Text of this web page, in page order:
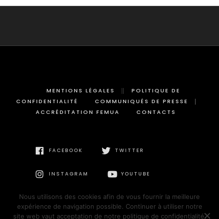
MENTIONS LÉGALES
POLITIQUE DE
CONFIDENTIALITÉ
COMMUNIQUÉS DE PRESSE
ACCRÉDITATION FEMUA
CONTACTS
FACEBOOK TWITTER
INSTAGRAM YOUTUBE
Nous utilisons des cookies afin de vous fournir la meilleure
expérience de navigation possible. Continuer à utiliser notre
site web vaut acceptation de notre politique de confidentialité.